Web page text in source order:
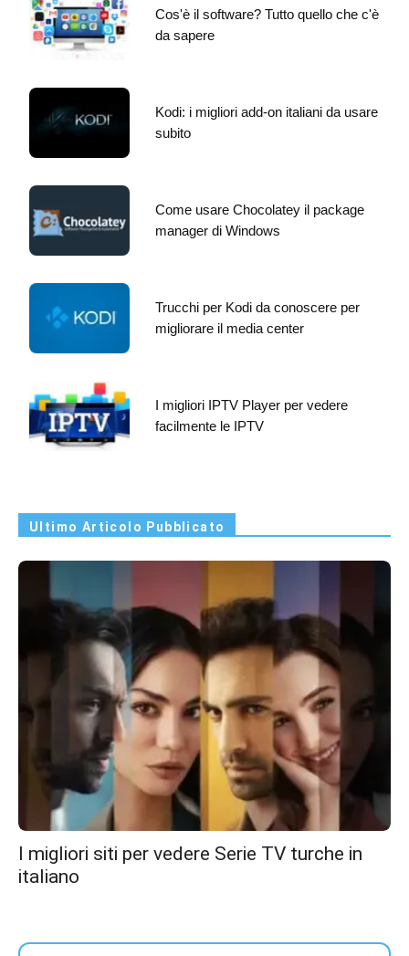
Cos'è il software? Tutto quello che c'è
da sapere
Kodi: i migliori add-on italiani da usare
subito
Come usare Chocolatey il package
manager di Windows
Trucchi per Kodi da conoscere per
migliorare il media center
I migliori IPTV Player per vedere
facilmente le IPTV
Ultimo Articolo Pubblicato
I migliori siti per vedere Serie TV turche in
italiano